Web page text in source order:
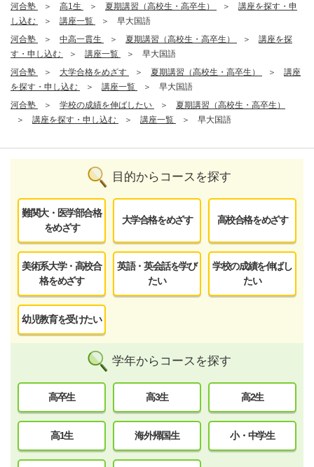
河合塾
高1生 夏期講習（高校生・高卒生）
講座を探す・申
し込む
講座一覧
早大国語
河合塾
中高一貫生 夏期講習（高校生・高卒生）
講座を探
す・申し込む
講座一覧
早大国語
河合塾
大学合格をめざす 夏期講習（高校生・高卒生）
講座
を探す・申し込む
講座一覧
早大国語
河合塾
学校の成績を伸ばしたい
夏期講習（高校生・高卒生）
講座を探す・申し込む
講座一覧 早大国語
目的からコースを探す
難関大・医学部合格
をめざす
大学合格をめざす 高校合格をめざす
美術系大学・高校合
格をめざす
英語・英会話を学び
たい
学校の成績を伸ばし
たい
幼児教育を受けたい
学年からコースを探す
高卒生 高3生 高2生
高1生 海外帰国生 小・中学生